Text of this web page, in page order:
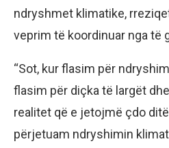
ndryshmet klimatike,
veprim të koordinuar nga të
“Sot, kur flasim për
flasim për diçka të largët
realitet që e jetojmë çdo
përjetuam ndryshimin